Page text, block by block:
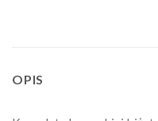
OPIS